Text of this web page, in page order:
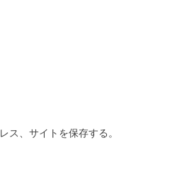
ス、サイトを保存する。